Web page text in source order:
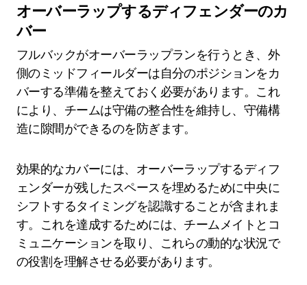
オーバーラップするディフェンダーのカ
バー
フルバックがオーバーラップランを行うとき、外
側のミッドフィールダーは自分のポジションをカ
バーする準備を整えておく必要があります。これ
により、チームは守備の整合性を維持し、守備構
造に隙間ができるのを防ぎます。
効果的なカバーには、オーバーラップするディフ
ェンダーが残したスペースを埋めるために中央に
シフトするタイミングを認識することが含まれま
す。これを達成するためには、チームメイトとコ
ミュニケーションを取り、これらの動的な状況で
の役割を理解させる必要があります。